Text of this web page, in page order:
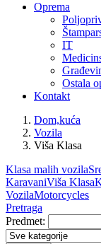
Oprema
IT
Ostala
Kontakt
Dom,kuća
Vozila
Viša Klasa
Klasa malih vozila
KaravaniViša Klasa
VozilaMotorcycles
Pretraga
Predmet: